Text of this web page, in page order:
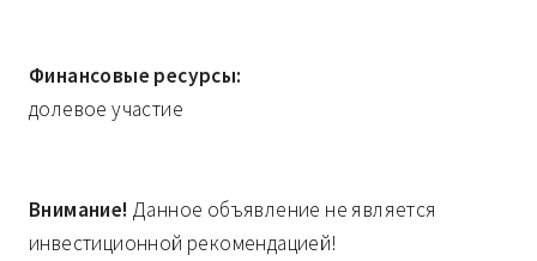
Финансовые ресурсы:
долевое участие
Внимание! Данное объявление не является
инвестиционной рекомендацией!